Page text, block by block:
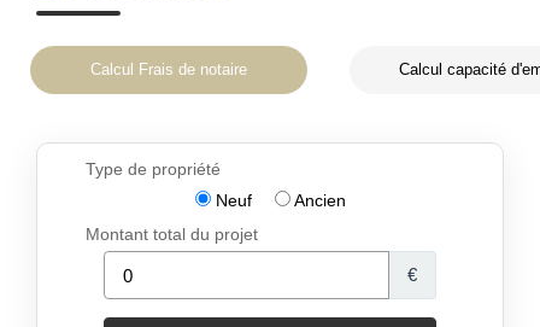
Calcul Frais de notaire Calcul capacité